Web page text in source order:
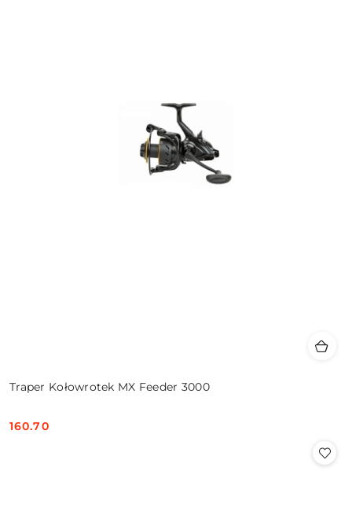
Traper Kołowrotek MX Feeder 3000
Cena:
160.70